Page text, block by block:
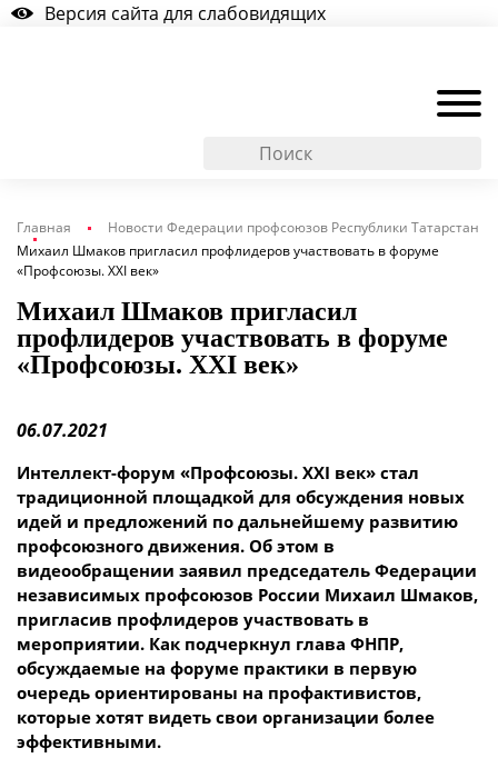
Версия сайта для слабовидящих
Главная
Новости Федерации профсоюзов Республики Татарстан
Михаил Шмаков пригласил профлидеров участвовать в форуме
«Профсоюзы. XXI век»
Михаил Шмаков пригласил
профлидеров участвовать в форуме
«Профсоюзы. XXI век»
06.07.2021
Интеллект-форум «Профсоюзы. XXI век» стал
традиционной площадкой для обсуждения новых
идей и предложений по дальнейшему развитию
профсоюзного движения. Об этом в
видеообращении заявил председатель Федерации
независимых профсоюзов России Михаил Шмаков,
пригласив профлидеров участвовать в
мероприятии. Как подчеркнул глава ФНПР,
обсуждаемые на форуме практики в первую
очередь ориентированы на профактивистов,
которые хотят видеть свои организации более
эффективными.